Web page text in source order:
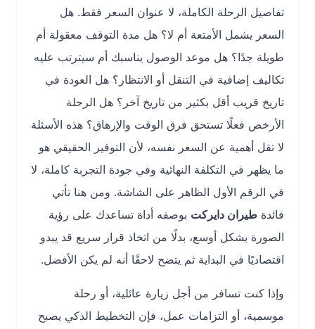
تفاصيل الرحلة الكاملة، لا عنوان السعر فقط. هل
السعر يشمل الأمتعة أم لا؟ هل مدة التوقف معقولة أم
طويلة جدًا؟ هل موعد الوصول يناسبك أم سيترتب عليه
تكاليف إضافية في التنقل أو الانتظار؟ هل العودة في
تاريخ قريب أقل بكثير من تاريخ آخر؟ هل الرحلة
الأرخص فعلًا تستحق فرق الوقت والإرهاق؟ هذه الأسئلة
لا تقل أهمية عن السعر نفسه، لأن التوفير الحقيقي هو
ما يظهر في التكلفة النهائية وفي جودة التجربة كاملة، لا
في الرقم الأول الظاهر على الشاشة. ومن هنا تأتي
طيران دايركتبوصفه أداة تساعدك على رؤية
الصورة بشكل أوسع، بدلًا من اتخاذ قرار سريع قد يبدو
اقتصاديًا في البداية ثم يتضح لاحقًا أنه لم يكن الأفضل.
وإذا كنت تسافر من أجل زيارة عائلية، أو رحلة
موسمية، أو التزامات عمل، فإن التخطيط الذكي يصبح